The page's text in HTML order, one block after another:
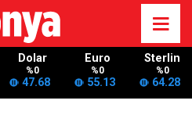
Dolar
%0
47.68
Euro
%0
55.13
Sterlin
%0
64.28